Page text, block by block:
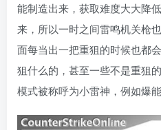
能制造出来，获取难度大大降
来，所以一时之间雷鸣机关枪
面每当出一把重狙的时候也都
狙什么的，甚至一些不是重狙
模式被称呼为小雷神，例如爆